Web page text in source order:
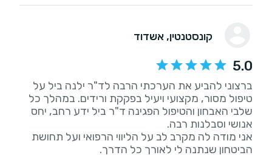
קונסטנטין, אשדוד
5.0
ברצוני להביע את הערכתי הרבה לד"ר ילנה ביל על
טיפול מסור, מקצועי ויעיל בפקקת ורידים. במהלך כל
שלבי האבחון והטיפול הפגינה ד"ר ביל ידע רחב, יחס
אני מודה לה מקרב לב על הליווי הרפואי ועל תחושת